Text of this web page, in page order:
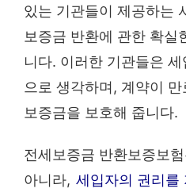
있는 기관들이 제공하는
보증금 반환에 관한 확실
니다. 이러한 기관들은
으로 생각하며, 계약이
보증금을 보호해 줍니다.
전세보증금 반환보증보
아니라, 세입자의 권리를